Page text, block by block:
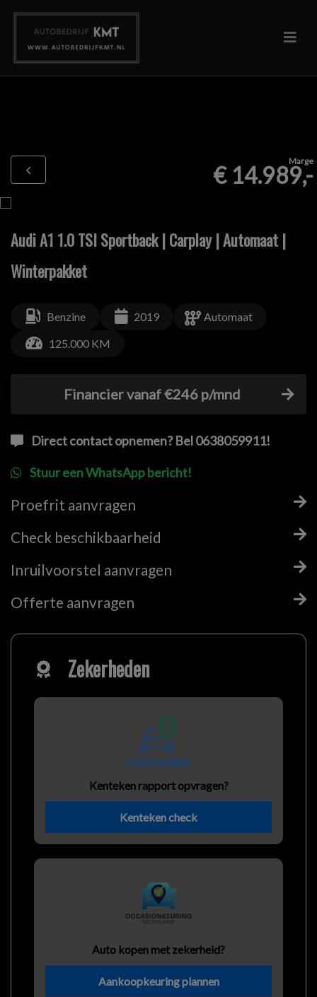
Marge
€ 14.989,-
Audi A1 1.0 TSI Sportback | Carplay | Automaat |
Winterpakket
Benzine 2019
Automaat
125.000 KM
Financier vanaf €246 p/mnd
Direct contact opnemen? Bel 0638059911!
Stuur een WhatsApp bericht!
Proefrit aanvragen
Check beschikbaarheid
Inruilvoorstel aanvragen
Offerte aanvragen
Zekerheden
Kenteken rapport opvragen?
Kenteken check
Auto kopen met zekerheid?
Aankoopkeuring plannen